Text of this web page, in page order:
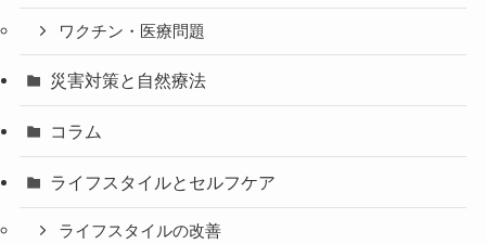
ワクチン・医療問題
災害対策と自然療法
コラム
ライフスタイルとセルフケア
ライフスタイルの改善